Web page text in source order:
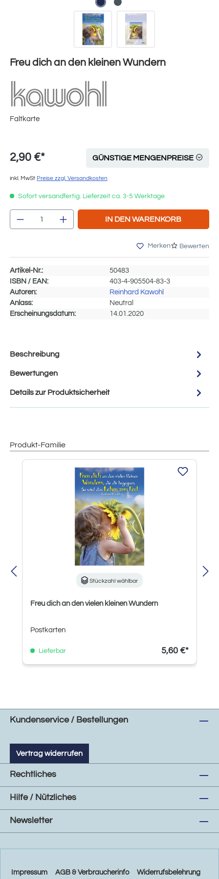
Freu dich an den kleinen Wundern
Faltkarte
2,90 €* GÜNSTIGE MENGENPREISE
inkl. MwSt Preise zzgl. Versandkosten
Sofort versandfertig. Lieferzeit ca. 3-5 Werktage
Produkt Anzahl: Gib den gewünschten
IN DEN WARENKORB
Merken Bewerten
Artikel-Nr.:
50483
ISBN / EAN:
403-4-905504-83-3
Autoren:
Reinhard Kawohl
Anlass:
Neutral
Erscheinungsdatum:
14.01.2020
Beschreibung
Bewertungen
Details zur Produktsicherheit
Produkt-Familie
Produktgalerie überspringen
Stückzahl wählbar
Freu dich an den vielen kleinen Wundern
Postkarten
Lieferbar 5,60 €*
Kundenservice / Bestellungen
Vertrag widerrufen
Rechtliches
Hilfe / Nützliches
Newsletter
Impressum AGB & Verbraucherinfo Widerrufsbelehrung